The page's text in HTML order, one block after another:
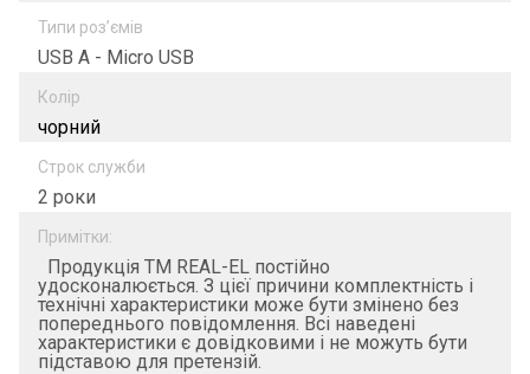
Типи роз’ємів
USB A - Micro USB
Колір
чорний
Строк служби
2 роки
Примітки:
Продукція ТМ REAL-EL постійно
удосконалюється. З цієї причини комплектність і
технічні характеристики може бути змінено без
попереднього повідомлення. Всі наведені
характеристики є довідковими і не можуть бути
підставою для претензій.